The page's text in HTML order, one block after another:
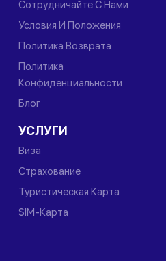
Сотрудничайте С Нами
Условия И Положения
Политика Возврата
Политика
Конфиденциальности
Блог
УСЛУГИ
Виза
Страхование
Туристическая Карта
SIM-Карта